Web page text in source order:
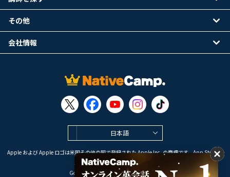
日本語
Apple および Apple ロゴは米国その他の国で登録された Apple Inc. の商標です。App Store は
Apple Inc. のサービスマークです。
Google Play は Google LLC の商標です。
その他
会社情報